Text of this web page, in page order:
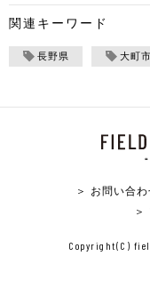
関連キーワード
長野県 大町市
＞ お問い合わ
＞
Copyright(C)